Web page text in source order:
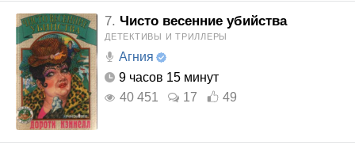
7. Чисто весенние убийства
ДЕТЕКТИВЫ И ТРИЛЛЕРЫ
Агния
9 часов 15 минут
40 451
17 49